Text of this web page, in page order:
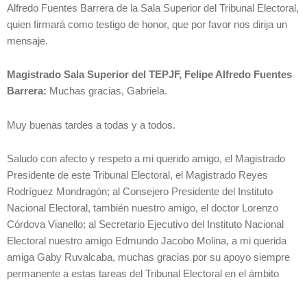
Alfredo Fuentes Barrera de la Sala Superior del Tribunal Electoral,
quien firmará como testigo de honor, que por favor nos dirija un
mensaje.
Magistrado Sala Superior del TEPJF, Felipe Alfredo Fuentes
Barrera: Muchas gracias, Gabriela.
Muy buenas tardes a todas y a todos.
Saludo con afecto y respeto a mi querido amigo, el Magistrado
Presidente de este Tribunal Electoral, el Magistrado Reyes
Rodríguez Mondragón; al Consejero Presidente del Instituto
Nacional Electoral, también nuestro amigo, el doctor Lorenzo
Córdova Vianello; al Secretario Ejecutivo del Instituto Nacional
Electoral nuestro amigo Edmundo Jacobo Molina, a mi querida
amiga Gaby Ruvalcaba, muchas gracias por su apoyo siempre
permanente a estas tareas del Tribunal Electoral en el ámbito